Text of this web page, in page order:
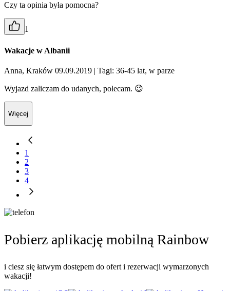
Czy ta opinia była pomocna?
1
Wakacje w Albanii
Anna, Kraków 09.09.2019 | Tagi: 36-45 lat, w parze
Wyjazd zaliczam do udanych, polecam. 😉
Więcej
1
2
3
4
Pobierz aplikację mobilną Rainbow
i ciesz się łatwym dostępem do ofert i rezerwacji wymarzonych
wakacji!